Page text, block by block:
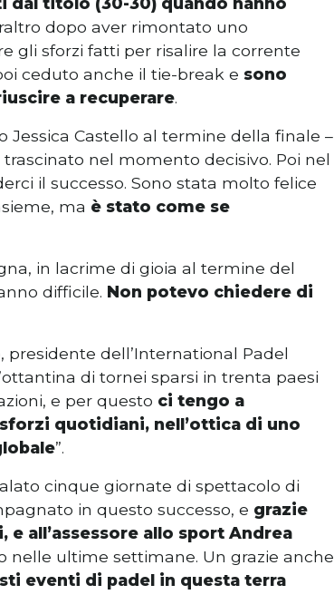
dopo aver rimontato uno
gli sforzi fatti per risalire la corrente
ceduto anche il tie-break e sono
a recuperare.
Jessica Castello al termine della finale –
trascinato nel momento decisivo. Poi nel
il successo. Sono stata molto felice
ma è stato come se
in lacrime di gioia al termine del
difficile. Non potevo chiedere di
presidente dell’International Padel
di tornei sparsi in trenta paesi
e per questo ci tengo a
quotidiani, nell’ottica di uno
”.
cinque giornate di spettacolo di
in questo successo, e grazie
all’assessore allo sport Andrea
nelle ultime settimane. Un grazie anche
eventi di padel in questa terra